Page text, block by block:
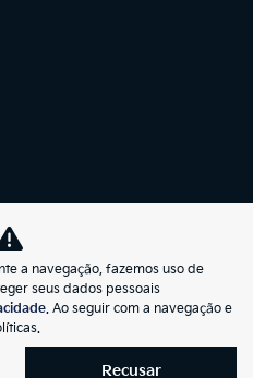
a navegação, fazemos uso de
seus dados pessoais
. Ao seguir com a navegação e
Recusar